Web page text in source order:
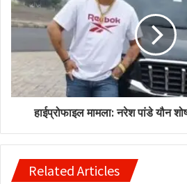
हाईप्रोफाइल मामला: नरेश पांडे यौन
Related Articles